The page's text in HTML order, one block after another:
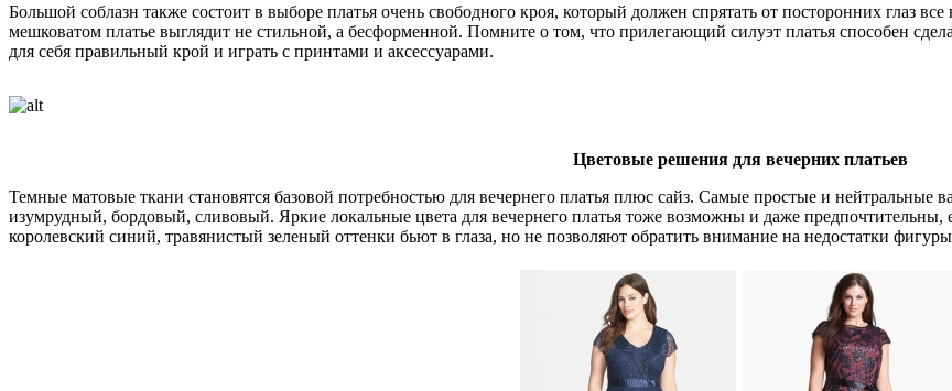
Большой соблазн также состоит в выборе платья очень свободного кроя, который должен спрятать от посторонних глаз
мешковатом платье выглядит не стильной, а бесформенной. Помните о том, что прилегающий силуэт платья способен
для себя правильный крой и играть с принтами и аксессуарами.
Цветовые решения для вечерних платьев
Темные матовые ткани становятся базовой потребностью для вечернего платья плюс сайз. Самые простые и
изумрудный, бордовый, сливовый. Яркие локальные цвета для вечернего платья тоже возможны и даже предпочтительны,
королевский синий, травянистый зеленый оттенки бьют в глаза, но не позволяют обратить внимание на недостатки